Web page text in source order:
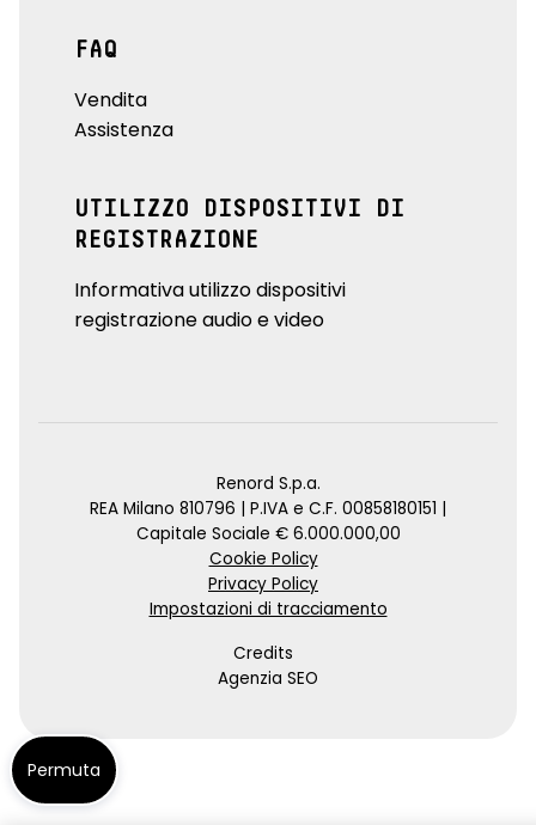
FAQ
Vendita
Assistenza
UTILIZZO DISPOSITIVI DI
REGISTRAZIONE
Informativa utilizzo dispositivi
registrazione audio e video
Renord S.p.a.
REA Milano 810796 | P.IVA e C.F. 00858180151 |
Capitale Sociale € 6.000.000,00
Cookie Policy
Privacy Policy
Impostazioni di tracciamento
Credits
Agenzia SEO
Permuta